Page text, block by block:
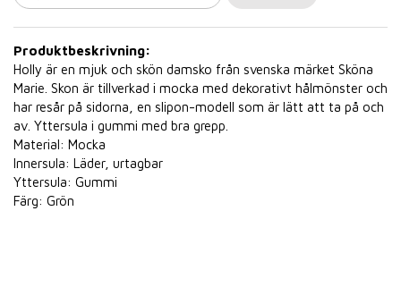
Produktbeskrivning:
Holly är en mjuk och skön damsko från svenska märket Sköna
Marie. Skon är tillverkad i mocka med dekorativt hålmönster och
har resår på sidorna, en slipon-modell som är lätt att ta på och
av. Yttersula i gummi med bra grepp.
Material: Mocka
Innersula: Läder, urtagbar
Yttersula: Gummi
Färg: Grön